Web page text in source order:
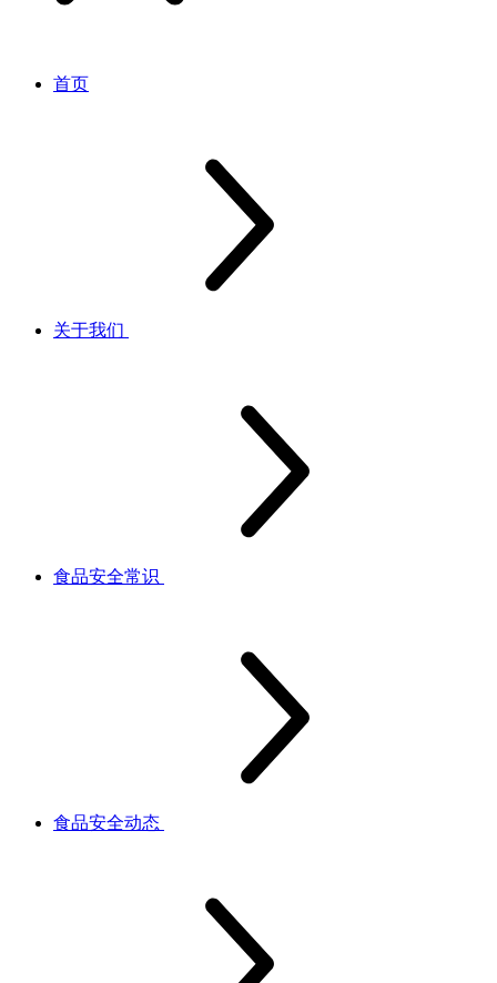
首页
关于我们
食品安全常识
食品安全动态